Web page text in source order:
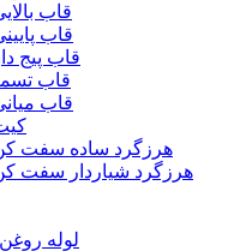
قاب
قاب
قاب پیج
قاب
قاب
هرزگرد ساده سفت
هرزگرد شیاردار سفت
لوله